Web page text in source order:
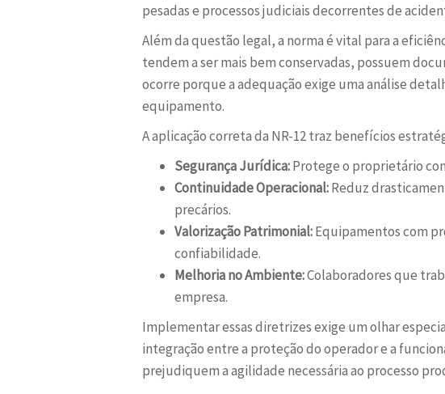
pesadas e processos judiciais decorrentes de
Além da questão legal, a norma é vital para a
tendem a ser mais bem conservadas, possuem
ocorre porque a adequação exige uma análise
equipamento.
A aplicação correta da NR-12 traz benefícios
Segurança Jurídica:Protege o proprietário
Continuidade Operacional:Reduz
precários.
Valorização Patrimonial:Equipamentos com
confiabilidade.
Melhoria no Ambiente:Colaboradores que
empresa.
Implementar essas diretrizes exige um olhar
integração entre a proteção do operador e a
prejudiquem a agilidade necessária ao processo